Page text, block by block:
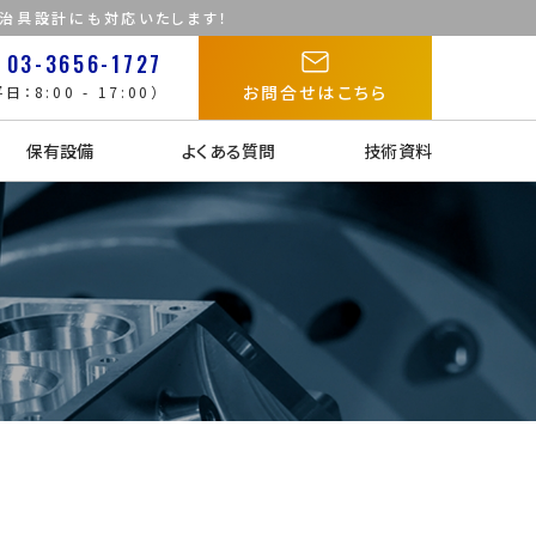
具設計にも対応いたします！
03-3656-1727
日：8:00 - 17:00） お問合せはこちら
保有設備 よくある質問 技術資料